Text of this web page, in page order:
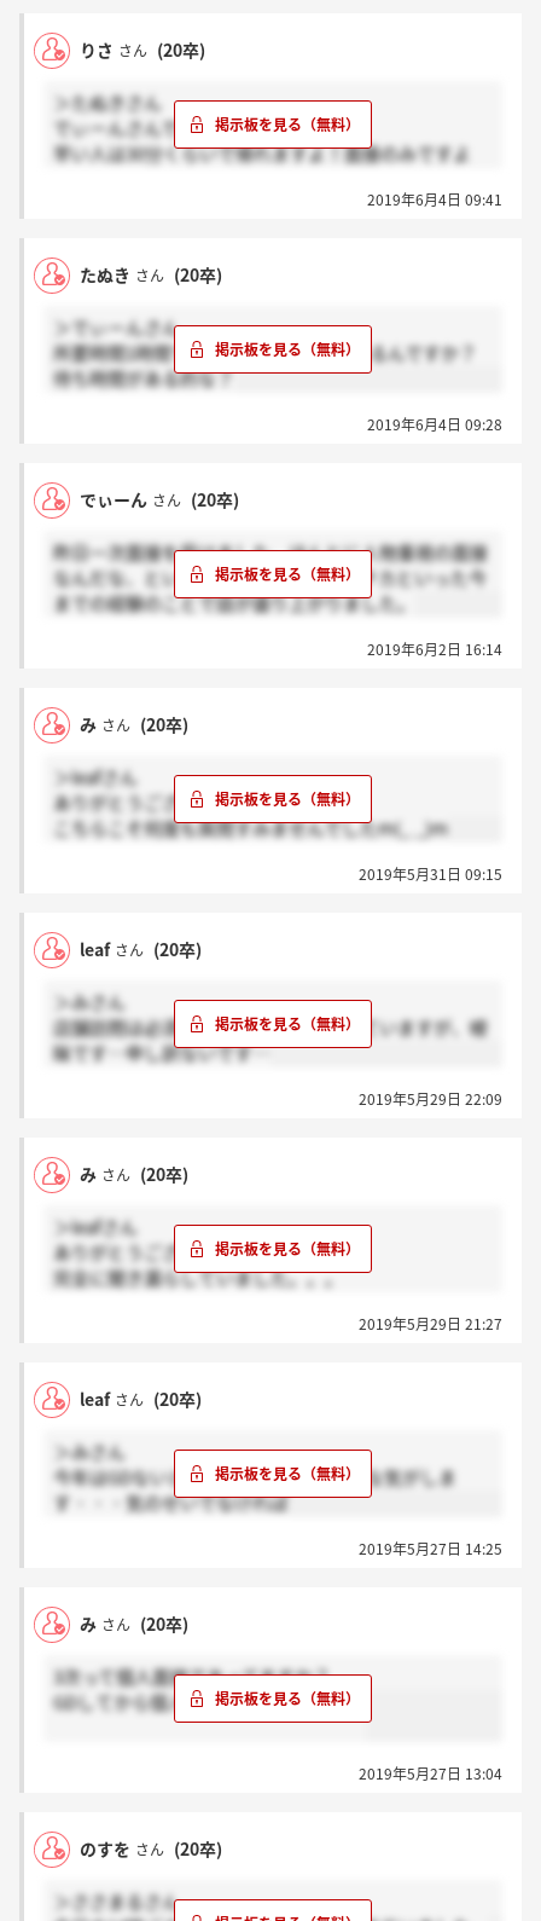
りさ さん (20卒)
＞たぬきさん
でぃーんさんではないのですが、、
早い人は30分くらいで帰れますよ！面接のみですよ
2019年6月4日 09:41
たぬき さん (20卒)
＞でぃーんさん
所要時間1時間ですけど、面接以外もあるんですか？
待ち時間がある的な？
2019年6月4日 09:28
でぃーん さん (20卒)
昨日一次面接を受けました。ほんとに人物重視の面接
なんだな、という感じで、趣味やガクチカといった今
までの経験のことで話が盛り上がりました。
2019年6月2日 16:14
み さん (20卒)
＞leafさん
ありがとうございます！
こちらこそ何度も質問すみませんでしたm(_ _)m
2019年5月31日 09:15
leaf さん (20卒)
＞みさん
店舗訪問は必須では無かったと記憶していますが、曖
昧です…申し訳ないです…
2019年5月29日 22:09
み さん (20卒)
＞leafさん
ありがとうございます！
完全に聞き漏らしていました。。。
もう一つお伺いしたいのですが、店舗訪問って必須で
2019年5月29日 21:27
leaf さん (20卒)
＞みさん
今年はGDないとおっしゃっていたような気がしま
す・・・気のせいでなければ
2019年5月27日 14:25
み さん (20卒)
3次って個人面接であってますか？
GDしてから個人面接するんですかね？
2019年5月27日 13:04
のすを さん (20卒)
＞ささまるさん